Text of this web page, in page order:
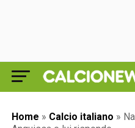
Home » Calcio italiano »